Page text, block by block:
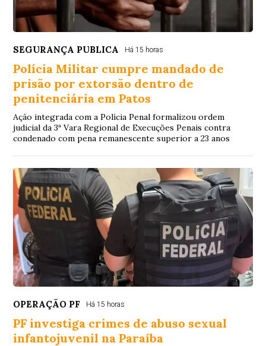
SEGURANÇA PUBLICA Há 15 horas
Polícia Militar cumpre mandado de
prisão por extorsão dentro de
penitenciária em Patos
Ação integrada com a Polícia Penal formalizou ordem
judicial da 3ª Vara Regional de Execuções Penais contra
condenado com pena remanescente superior a 23 anos
OPERAÇÃO PF Há 15 horas
PF investiga crimes de abuso sexual
infantojuvenil na Paraíba